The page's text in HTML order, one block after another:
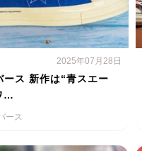
2025年07月28日
ース 新作は“青スエー
…
ース